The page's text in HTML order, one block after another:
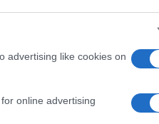
advertising like cookies on
online advertising
προτεραιότητας που
τη συχνότητα των
στα πλοία της